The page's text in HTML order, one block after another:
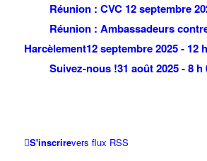
Réunion : CVC 12 septembre
Réunion : Ambassadeurs
Harcèlement12 septembre 2025 - 12
Suivez-nous !31 août 2025 - 8 h
S'inscrirevers flux RSS